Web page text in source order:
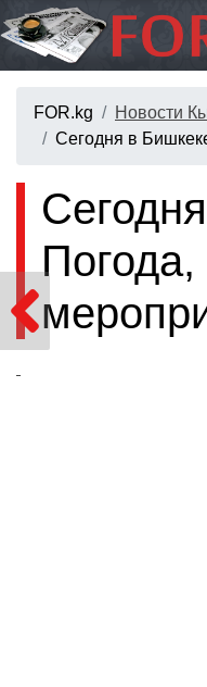
FOR.kg
Новости
Сегодня в
Погода,